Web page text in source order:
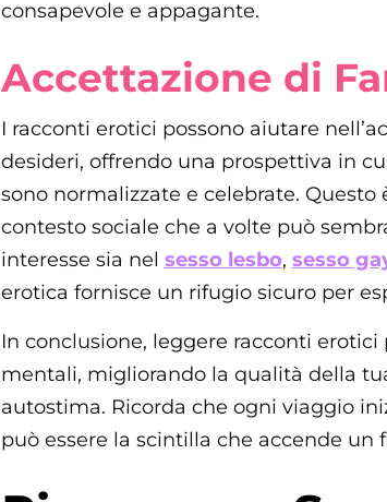
consapevole e appagante.
Accettazione di
I racconti erotici possono aiutare
desideri, offrendo una prospettiva in
sono normalizzate e celebrate.
contesto sociale che a volte può
interesse sia nel sesso lesbo, sesso
erotica fornisce un rifugio sicuro per
In conclusione, leggere racconti
mentali, migliorando la qualità della
autostima. Ricorda che ogni viaggio
può essere la scintilla che accende un